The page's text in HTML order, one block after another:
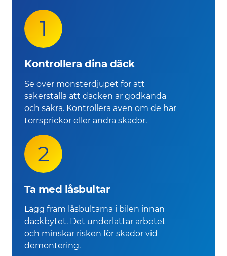
1
Kontrollera dina däck
Se över mönsterdjupet för att
säkerställa att däcken är godkända
och säkra. Kontrollera även om de har
torrsprickor eller andra skador.
2
Ta med låsbultar
Lägg fram låsbultarna i bilen innan
däckbytet. Det underlättar arbetet
och minskar risken för skador vid
demontering.